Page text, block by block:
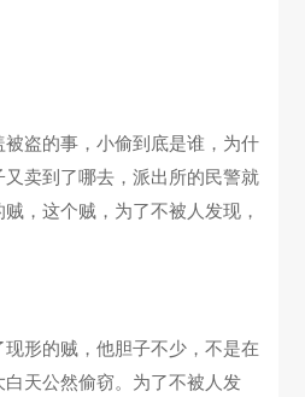
盗的事，小偷到底是谁，为什
卖到了哪去，派出所的民警就
，这个贼，为了不被人发现，
现形的贼，他胆子不少，不是在
天公然偷窃。为了不被人发